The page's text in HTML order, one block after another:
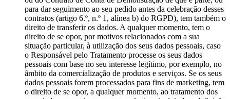
para dar seguimento ao seu pedido antes da celebração desses
contratos (artigo 6.º, n.º 1, alínea b) do RGPD), tem também o
direito de transferir os dados. A qualquer momento, tem o
direito de se opor, por motivos relacionados com a sua
situação particular, à utilização dos seus dados pessoais, caso
o Responsável pelo Tratamento processe os seus dados
pessoais com base no seu interesse legítimo, por exemplo, no
âmbito da comercialização de produtos e serviços. Se os seus
dados pessoais forem processados para fins de marketing, tem
o direito de se opor, a qualquer momento, ao tratamento dos